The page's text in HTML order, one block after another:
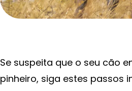
Se suspeita que o seu cão
pinheiro, siga estes passos